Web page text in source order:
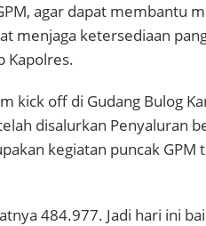
agar dapat membantu
menjaga ketersediaan
Kapolres.
kick off di Gudang Bulog
disalurkan Penyaluran
kegiatan puncak
484.977. Jadi hari ini